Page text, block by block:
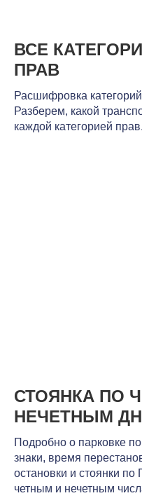
ВСЕ
ПРАВ
Расшифровка
Разберем, какой
каждой категорией прав.
СТОЯНКА ПО
НЕЧЕТНЫМ
Подробно о парковке
знаки, время
остановки и стоянки
четным и нечетным